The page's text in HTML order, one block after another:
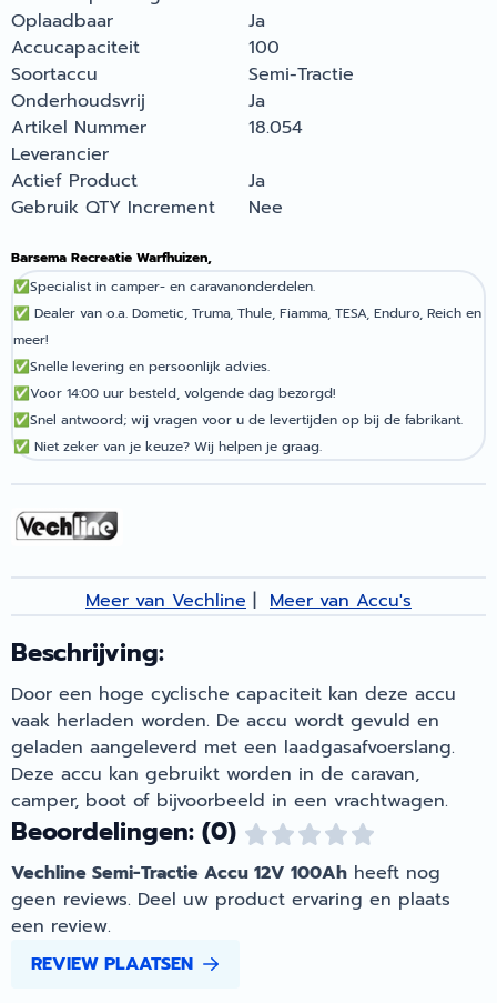
Oplaadbaar
Ja
Accucapaciteit
100
Soortaccu
Semi-Tractie
Onderhoudsvrij
Ja
Artikel Nummer
Leverancier
18.054
Actief Product
Ja
Gebruik QTY Increment
Nee
Barsema Recreatie Warfhuizen,
✅Specialist in camper- en caravanonderdelen.
✅ Dealer van o.a. Dometic, Truma, Thule, Fiamma, TESA, Enduro, Reich en
meer!
✅Snelle levering en persoonlijk advies.
✅Voor 14:00 uur besteld, volgende dag bezorgd!
✅Snel antwoord; wij vragen voor u de levertijden op bij de fabrikant.
✅ Niet zeker van je keuze? Wij helpen je graag.
Meer van Vechline | Meer van Accu's
Beschrijving:
Door een hoge cyclische capaciteit kan deze accu
vaak herladen worden. De accu wordt gevuld en
geladen aangeleverd met een laadgasafvoerslang.
Deze accu kan gebruikt worden in de caravan,
camper, boot of bijvoorbeeld in een vrachtwagen.
Beoordelingen: (0)
Vechline Semi-Tractie Accu 12V 100Ah heeft nog
geen reviews. Deel uw product ervaring en plaats
een review.
REVIEW PLAATSEN